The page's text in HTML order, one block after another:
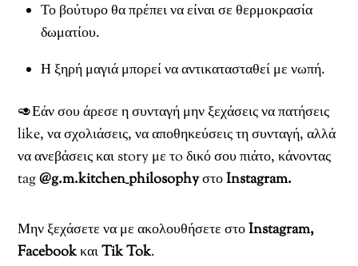
Το βούτυρο θα πρέπει να είναι σε θερμοκρασία
δωματίου.
Η ξηρή μαγιά μπορεί να αντικατασταθεί με νωπή.
🥑Εάν σου άρεσε η συνταγή μην ξεχάσεις να πατήσεις
like, να σχολιάσεις, να αποθηκεύσεις τη συνταγή, αλλά
να ανεβάσεις και story με τo δικό σου πιάτο, κάνοντας
tag@g.m.kitchen_philosophyστοInstagram.
Μην ξεχάσετε να με ακολουθήσετε στοInstagram,
FacebookκαιTik Tok.